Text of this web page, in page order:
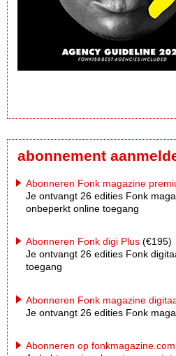
abonnement
Abonneren Fonk magazine
Je ontvangt 26 edities Fonk
onbeperkt online toegang
Abonneren Fonk digi Plus (€195)
Je ontvangt 26 edities Fonk
toegang
Abonneren Fonk magazine
Je ontvangt 26 edities Fonk
Abonneren op fonkmagazine.com